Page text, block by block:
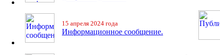
15 апреля 2024 года
Информационное сообщение.